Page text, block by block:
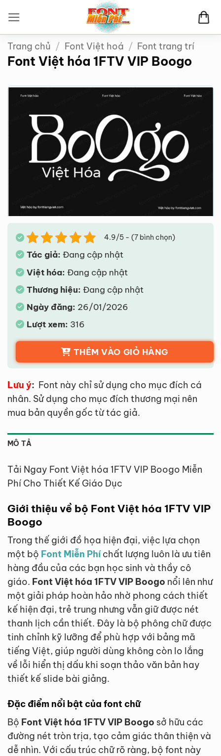
qua
nội
dung
Trang chủ / Font Việt hoá / Font trang trí
Font Việt hóa 1FTV VIP Boogo
4.9/5 - (7 bình chọn)
Tác giả: Đang cập nhật
Việt hóa: Đang cập nhật
Thương hiệu: Đang cập nhật
Ngày đăng: 26/01/2026
Lượt xem: 316
THÊM VÀO GIỎ HÀNG
Lưu ý: Font này chỉ sử dụng cho mục đích cá
nhân. Sử dụng cho mục đích thương mại nên
mua bản quyền gốc từ tác giả.
MÔ TẢ
Tải Ngay Font Việt hóa 1FTV VIP Boogo Miễn
Phí Cho Thiết Kế Giáo Dục
Giới thiệu về bộ Font Việt hóa 1FTV VIP
Boogo
Trong thế giới đồ họa hiện đại, việc lựa chọn
một bộ Font Miễn Phíchất lượng luôn là ưu tiên
hàng đầu của các bạn học sinh và thầy cô
giáo. Font Việt hóa 1FTV VIP Boogo nổi lên như
một giải pháp hoàn hảo nhờ phong cách thiết
kế hiện đại, trẻ trung nhưng vẫn giữ được nét
thanh lịch cần thiết. Đây là bộ phông chữ được
tinh chỉnh kỹ lưỡng để phù hợp với bảng mã
tiếng Việt, giúp người dùng không còn lo lắng
về lỗi hiển thị dấu khi soạn thảo văn bản hay
thiết kế slide bài giảng.
Đặc điểm nổi bật của font chữ
Bộ Font Việt hóa 1FTV VIP Boogo sở hữu các
đường nét tròn trịa, tạo cảm giác thân thiện và
dễ nhìn. Với cấu trúc chữ rõ ràng, bộ font này